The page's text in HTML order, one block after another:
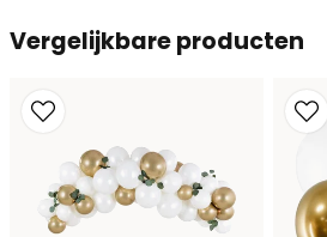
Ja, u mag mijn vraag
Vergelijkbare producten